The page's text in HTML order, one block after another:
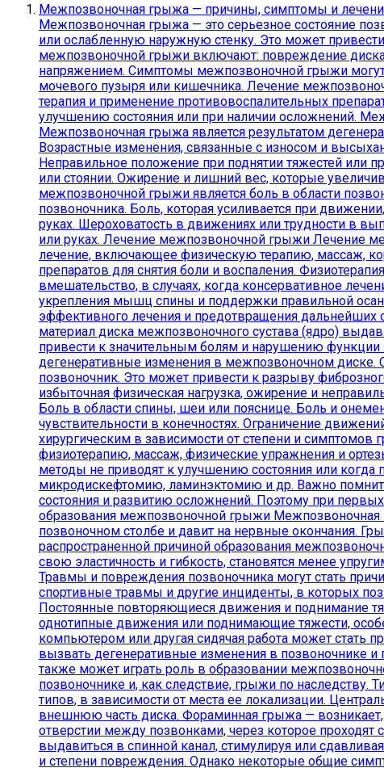
Межпозвоночная грыжа — причины, симптомы и
Межпозвоночная грыжа — это серьезное состояние
или ослабленную наружную стенку. Это может
межпозвоночной грыжи включают: повреждение
напряжением. Симптомы межпозвоночной грыжи
мочевого пузыря или кишечника. Лечение
терапия и применение противовоспалительных
улучшению состояния или при наличии осложнений.
Межпозвоночная грыжа является результатом
Возрастные изменения, связанные с износом и
Неправильное положение при поднятии тяжестей или
или стоянии. Ожирение и лишний вес, которые
межпозвоночной грыжи является боль в области
позвоночника. Боль, которая усиливается при
руках. Шероховатость в движениях или трудности в
или руках. Лечение межпозвоночной грыжи Лечение
лечение, включающее физическую терапию, массаж,
препаратов для снятия боли и воспаления.
вмешательство, в случаях, когда консервативное
укрепления мышц спины и поддержки правильной
эффективного лечения и предотвращения
материал диска межпозвоночного сустава (ядро)
привести к значительным болям и нарушению
дегенеративные изменения в межпозвоночном диске.
позвоночник. Это может привести к разрыву
избыточная физическая нагрузка, ожирение и
Боль в области спины, шеи или пояснице. Боль и
чувствительности в конечностях. Ограничение
хирургическим в зависимости от степени и
физиотерапию, массаж, физические упражнения и
методы не приводят к улучшению состояния или
микродискефтомию, ламинэктомию и др. Важно
состояния и развитию осложнений. Поэтому при
образования межпозвоночной грыжи
позвоночном столбе и давит на нервные окончания.
распространенной причиной образования
свою эластичность и гибкость, становятся менее
Травмы и повреждения позвоночника могут стать
спортивные травмы и другие инциденты, в которых
Постоянные повторяющиеся движения и поднимание
однотипные движения или поднимающие тяжести,
компьютером или другая сидячая работа может стать
вызвать дегенеративные изменения в позвоночнике и
также может играть роль в образовании
позвоночнике и, как следствие, грыжи по
типов, в зависимости от места ее локализации.
внешнюю часть диска. Фораминная грыжа —
отверстии между позвонками, через которое
выдавиться в спинной канал, стимулируя или
и степени повреждения. Однако некоторые общие